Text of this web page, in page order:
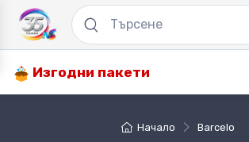
Изгодни пакети
Начало Barcelo